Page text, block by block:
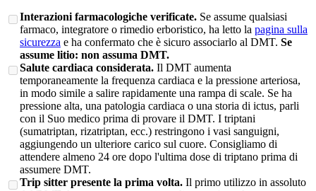
Interazioni farmacologiche verificate. Se assume qualsiasi
farmaco, integratore o rimedio erboristico, ha letto la pagina sulla
sicurezza e ha confermato che è sicuro associarlo al DMT. Se
assume litio: non assuma DMT.
Salute cardiaca considerata. Il DMT aumenta
temporaneamente la frequenza cardiaca e la pressione arteriosa,
in modo simile a salire rapidamente una rampa di scale. Se ha
pressione alta, una patologia cardiaca o una storia di ictus, parli
con il Suo medico prima di provare il DMT. I triptani
(sumatriptan, rizatriptan, ecc.) restringono i vasi sanguigni,
aggiungendo un ulteriore carico sul cuore. Consigliamo di
attendere almeno 24 ore dopo l'ultima dose di triptano prima di
assumere DMT.
Trip sitter presente la prima volta. Il primo utilizzo in assoluto